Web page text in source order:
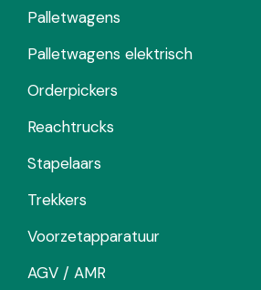
Palletwagens
Palletwagens elektrisch
Orderpickers
Reachtrucks
Stapelaars
Trekkers
Voorzetapparatuur
AGV / AMR